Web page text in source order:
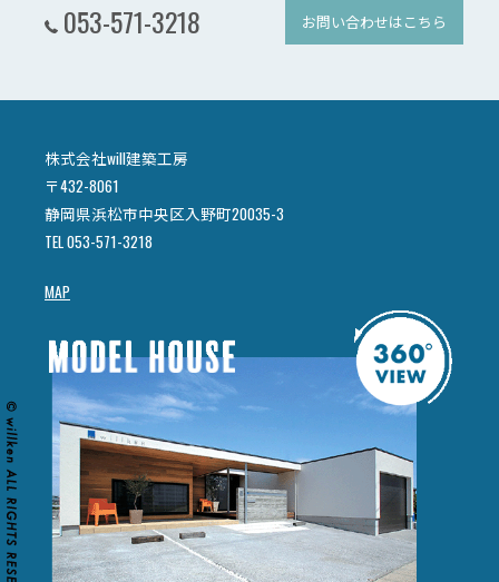
053-571-3218 お問い合わせはこちら
株式会社will建築工房
〒432-8061
静岡県浜松市中央区入野町20035-3
TEL 053-571-3218
MAP